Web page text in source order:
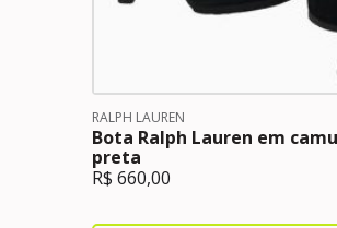
RALPH LAUREN
Bota Ralph Lauren em
preta
R$ 660,00